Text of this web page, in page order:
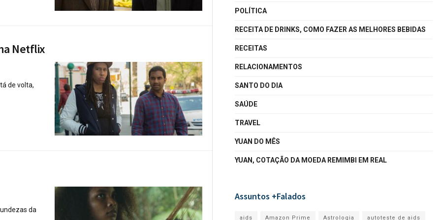
Netflix
de volta,
da
POLÍTICA
RECEITA DE DRINKS, COMO FAZER AS MELHORES BEBIDAS
RECEITAS
RELACIONAMENTOS
SANTO DO DIA
SAÚDE
TRAVEL
YUAN DO MÊS
YUAN, COTAÇÃO DA MOEDA REMIMBI EM REAL
Assuntos +Falados
aids Amazon Prime Astrologia autoteste de aids